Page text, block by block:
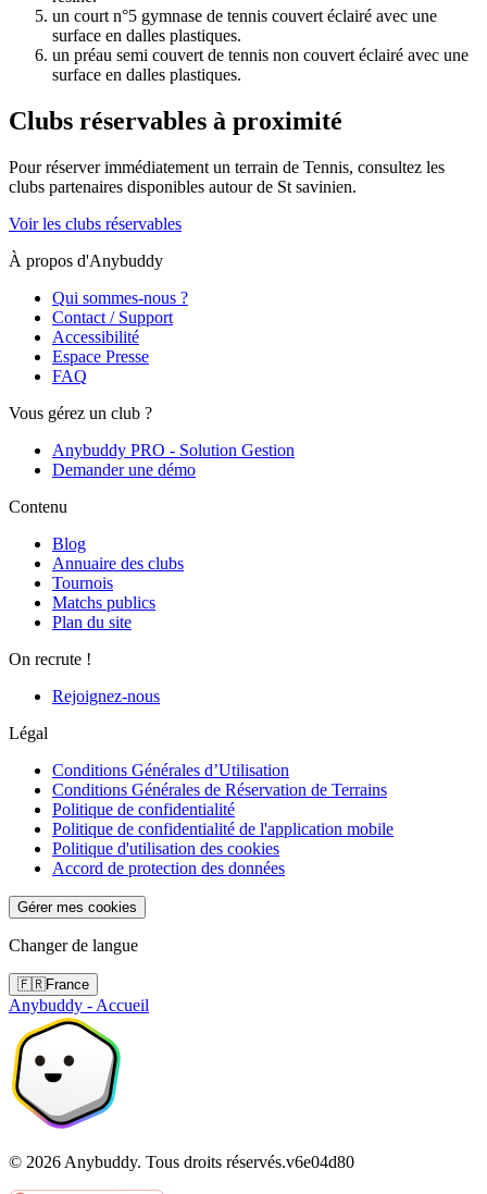
un court n°5 gymnase de tennis couvert éclairé avec une
surface en dalles plastiques.
un préau semi couvert de tennis non couvert éclairé avec une
surface en dalles plastiques.
Clubs réservables à proximité
Pour réserver immédiatement un terrain de Tennis, consultez les
clubs partenaires disponibles autour de St savinien.
Voir les clubs réservables
À propos d'Anybuddy
Qui sommes-nous ?
Contact / Support
Accessibilité
Espace Presse
FAQ
Vous gérez un club ?
Anybuddy PRO - Solution Gestion
Demander une démo
Contenu
Blog
Annuaire des clubs
Tournois
Matchs publics
Plan du site
On recrute !
Rejoignez-nous
Légal
Conditions Générales d’Utilisation
Conditions Générales de Réservation de Terrains
Politique de confidentialité
Politique de confidentialité de l'application mobile
Politique d'utilisation des cookies
Accord de protection des données
Gérer mes cookies
Changer de langue
🇫🇷France
Anybuddy - Accueil
© 2026 Anybuddy. Tous droits réservés.v6e04d80